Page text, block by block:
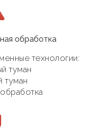
обработка
технологии:
туман
туман